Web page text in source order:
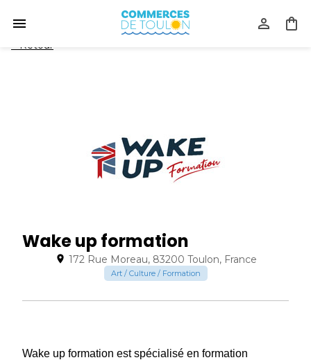
Retour
Wake up formation
172 Rue Moreau, 83200 Toulon, France
Art / Culture / Formation
Wake up formation est spécialisé en formation